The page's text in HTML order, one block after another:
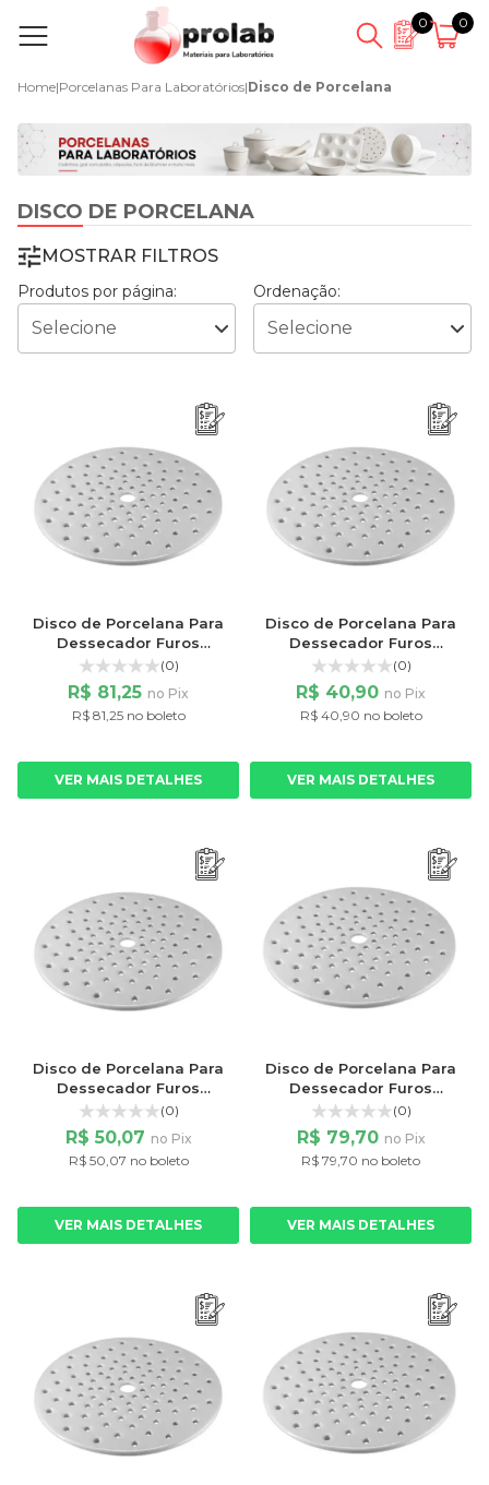
0 0
Home|Porcelanas Para Laboratórios|Disco de Porcelana
DISCO DE PORCELANA
MOSTRAR FILTROS
Produtos por página: Ordenação:
Disco de Porcelana Para
Dessecador Furos
Pequenos 140mm
(0)
R$ 81,25 no Pix
R$ 81,25 no boleto
VER MAIS DETALHES
Disco de Porcelana Para
Dessecador Furos
Pequenos 150mm
(0)
R$ 40,90 no Pix
R$ 40,90 no boleto
VER MAIS DETALHES
Disco de Porcelana Para
Dessecador Furos
Pequenos 180mm
(0)
R$ 50,07 no Pix
R$ 50,07 no boleto
VER MAIS DETALHES
Disco de Porcelana Para
Dessecador Furos
Pequenos 210mm
(0)
R$ 79,70 no Pix
R$ 79,70 no boleto
VER MAIS DETALHES